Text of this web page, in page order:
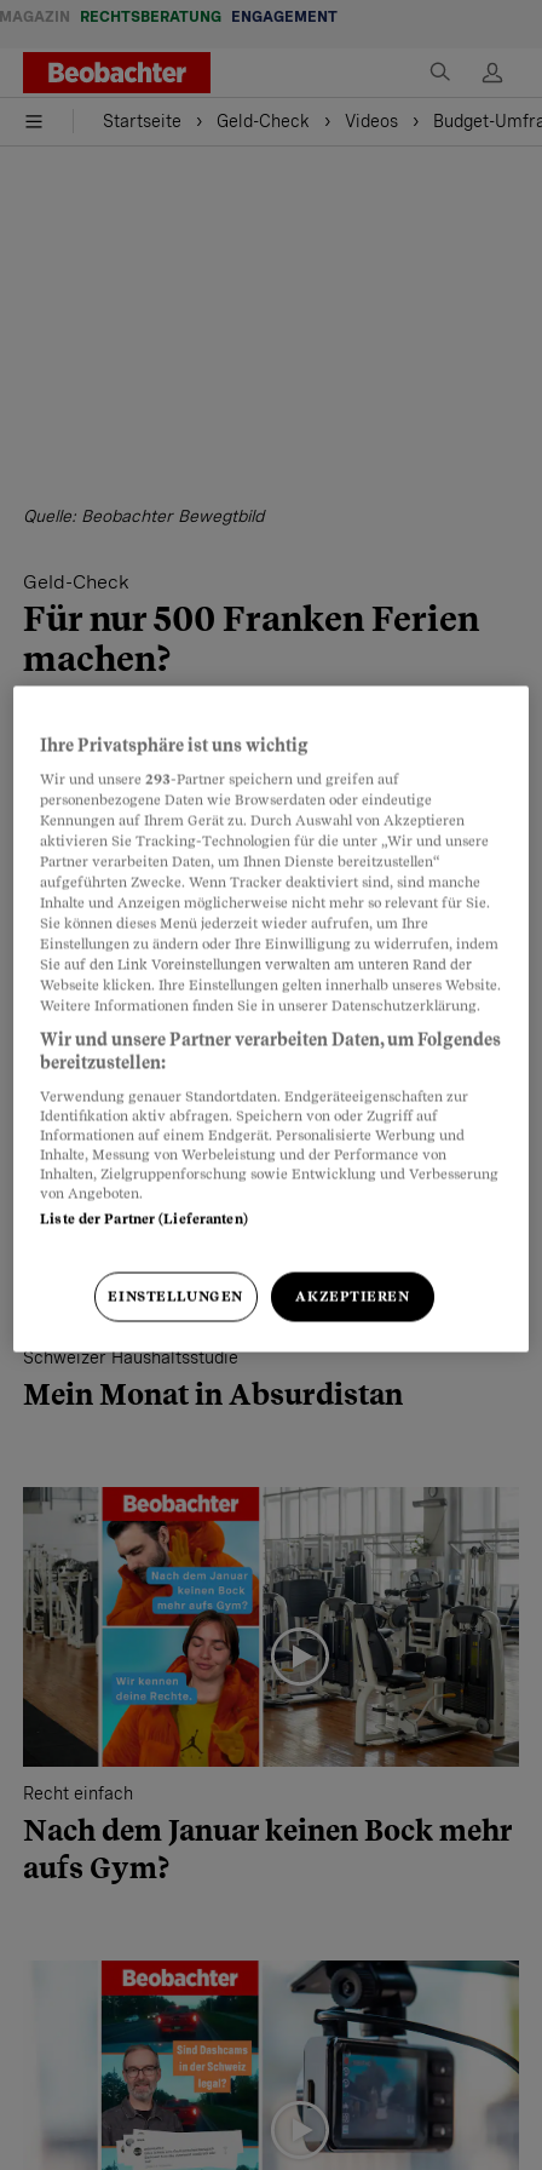
MAGAZIN RECHTSBERATUNG ENGAGEMENT
Startseite Geld-Check Videos Budget-
Quelle: Beobachter Bewegtbild
Geld-Check
Für nur 500 Franken Ferien
machen?
Einkommen fragen? Für Beobachter-
Juristin und -Redaktorin Katrin Reichmuth
kein Problem. Erfahre mehr zum
Ferienbudget der Baslerinnen und Basler.
Teilen Merken
Artikel teilen
Weitere Videos
Schweizer Haushaltsstudie
Mein Monat in Absurdistan
Recht einfach
Nach dem Januar keinen Bock mehr
aufs Gym?
Ihre Privatsphäre ist uns wichtig
Wir und unsere293-Partner speichern und greifen auf
personenbezogene Daten wie Browserdaten oder eindeutige
Kennungen auf Ihrem Gerät zu. Durch Auswahl von Akzeptieren
aktivieren Sie Tracking-Technologien für die unter „Wir und unsere
Partner verarbeiten Daten, um Ihnen Dienste bereitzustellen“
aufgeführten Zwecke. Wenn Tracker deaktiviert sind, sind manche
Inhalte und Anzeigen möglicherweise nicht mehr so relevant für Sie.
Sie können dieses Menü jederzeit wieder aufrufen, um Ihre
Einstellungen zu ändern oder Ihre Einwilligung zu widerrufen, indem
Sie auf den Link Voreinstellungen verwalten am unteren Rand der
Webseite klicken. Ihre Einstellungen gelten innerhalb unseres Website.
Weitere Informationen finden Sie in unserer Datenschutzerklärung.
Wir und unsere Partner verarbeiten Daten, um Folgendes
bereitzustellen:
Verwendung genauer Standortdaten. Endgeräteeigenschaften zur
Identifikation aktiv abfragen. Speichern von oder Zugriff auf
Informationen auf einem Endgerät. Personalisierte Werbung und
Inhalte, Messung von Werbeleistung und der Performance von
Inhalten, Zielgruppenforschung sowie Entwicklung und Verbesserung
von Angeboten.
Liste der Partner (Lieferanten)
EINSTELLUNGEN AKZEPTIEREN